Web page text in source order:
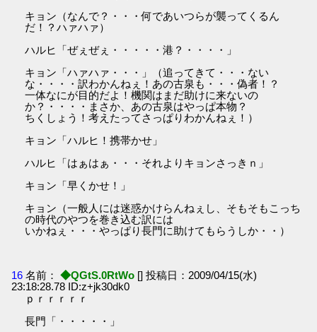
キョン（なんで？・・・何であいつらが襲ってくるん
だ！？ハァハァ）
ハルヒ「ぜぇぜぇ・・・・・港？・・・・」
キョン「ハァハァ・・・」（追ってきて・・・ない
な・・・・訳わかんねぇ！あの古泉も・・・偽者！？
一体なにが目的だよ！機関はまだ助けに来ないの
か？・・・・まさか、あの古泉はやっぱ本物？
ちくしょう！考えたってさっぱりわかんねぇ！）
キョン「ハルヒ！携帯かせ」
ハルヒ「はぁはぁ・・・それよりキョンさっきｎ」
キョン「早くかせ！」
キョン（一般人には迷惑かけらんねぇし、そもそもこっち
の時代のやつを巻き込む訳には
いかねぇ・・・やっぱり長門に助けてもらうしか・・）
16 名前： ◆QGtS.0RtWo [] 投稿日：2009/04/15(水)
23:18:28.78 ID:z+jk30dk0
ｐｒｒｒｒｒ
長門「・・・・・」